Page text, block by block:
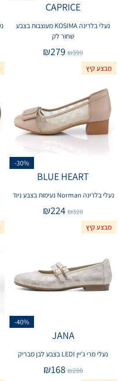
CAPRICE
נעלי בלרינה KOSIMA מעוצבות בצבע
שחור לק
₪399
₪279
מבצע קיץ
-30%
BLUE HEART
נעלי בלרינה Norman נעימות בצבע ניוד
₪320
₪224
מבצע קיץ
-40%
JANA
נעלי מרי ג'יין LEDI בצבע לבן מבריק
₪280
₪168